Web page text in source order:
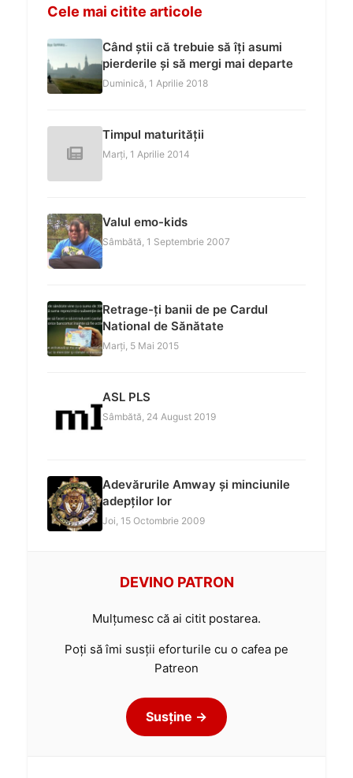
Cele mai citite articole
Când știi că trebuie să îți asumi
pierderile și să mergi mai departe
Duminică, 1 Aprilie 2018
Timpul maturității
Marți, 1 Aprilie 2014
Valul emo-kids
Sâmbătă, 1 Septembrie 2007
Retrage-ți banii de pe Cardul
National de Sănătate
Marți, 5 Mai 2015
ASL PLS
Sâmbătă, 24 August 2019
Adevărurile Amway și minciunile
adepților lor
Joi, 15 Octombrie 2009
DEVINO PATRON
Mulțumesc că ai citit postarea.
Poți să îmi susții eforturile cu o cafea pe
Patreon
Susține →